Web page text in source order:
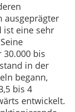
ausgeprägter
ist eine sehr
bis
in der
begann,
bis 4
entwickelt.